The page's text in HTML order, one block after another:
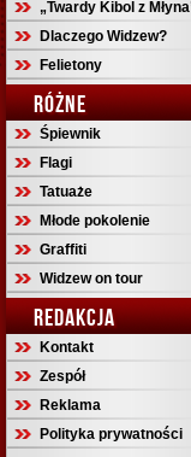
„Twardy Kibol z
Dlaczego Widzew?
Felietony
RÓŻNE
Śpiewnik
Flagi
Tatuaże
Młode pokolenie
Graffiti
Widzew on tour
REDAKCJA
Kontakt
Zespół
Reklama
Polityka prywatności